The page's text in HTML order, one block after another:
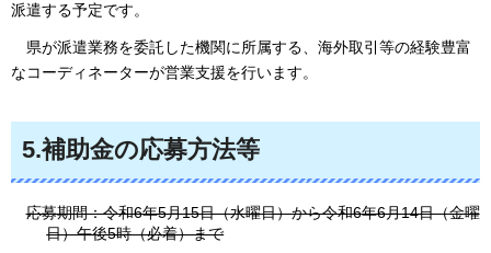
派遣する予定です。
県が派遣業務を委託した機関に所属する、海外取引等の経験豊富
なコーディネーターが営業支援を行います。
5.補助金の応募方法等
応募期間：令和6年5月15日（水曜日）から令和6年6月14日（金曜
日）午後5時（必着）まで